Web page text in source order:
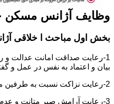
وظایف آژانس
بخش اول مباحث ا خلاقی
1-رعایت صداقت امانت عدالت و
بیان و اعتماد به نفس در عمل و
2-رعایت نزاکت نسبت به طرفین معامله و عدم تبعیض بین ایشان.
3-رعایت آرامش صبر متانت و